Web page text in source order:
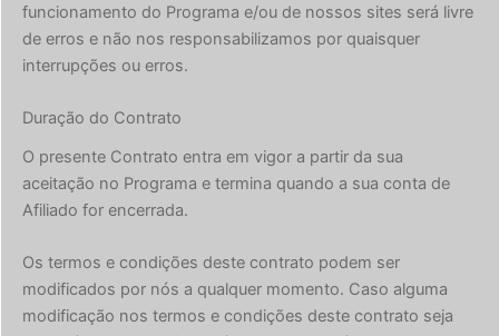
funcionamento do Programa e/ou de nossos sites será livre
de erros e não nos responsabilizamos por quaisquer
interrupções ou erros.
Duração do Contrato
O presente Contrato entra em vigor a partir da sua
aceitação no Programa e termina quando a sua conta de
Afiliado for encerrada.
Os termos e condições deste contrato podem ser
modificados por nós a qualquer momento. Caso alguma
modificação nos termos e condições deste contrato seja